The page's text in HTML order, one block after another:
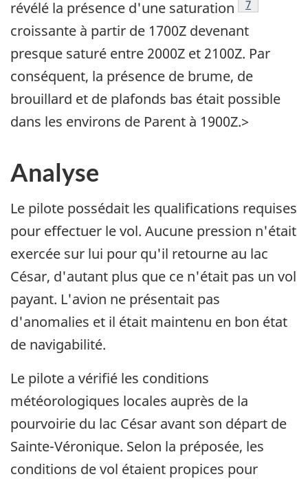
révélé la présence d'une saturation Footnote
7
croissante à partir de 1700Z devenant
presque saturé entre 2000Z et 2100Z. Par
conséquent, la présence de brume, de
brouillard et de plafonds bas était possible
dans les environs de Parent à 1900Z.>
Analyse
Le pilote possédait les qualifications requises
pour effectuer le vol. Aucune pression n'était
exercée sur lui pour qu'il retourne au lac
César, d'autant plus que ce n'était pas un vol
payant. L'avion ne présentait pas
d'anomalies et il était maintenu en bon état
de navigabilité.
Le pilote a vérifié les conditions
météorologiques locales auprès de la
pourvoirie du lac César avant son départ de
Sainte-Véronique. Selon la préposée, les
conditions de vol étaient propices pour